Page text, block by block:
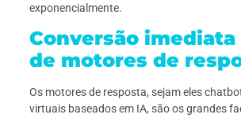
exponencialmente.
Conversão imediata
de motores de
Os motores de resposta, sejam eles
virtuais baseados em IA, são os grandes